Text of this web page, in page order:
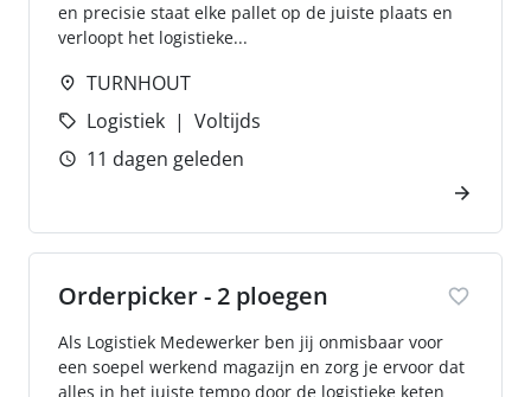
en precisie staat elke pallet op de juiste plaats en
verloopt het logistieke...
TURNHOUT
Logistiek
Voltijds
11 dagen geleden
Orderpicker - 2 ploegen
Als Logistiek Medewerker ben jij onmisbaar voor
een soepel werkend magazijn en zorg je ervoor dat
alles in het juiste tempo door de logistieke keten